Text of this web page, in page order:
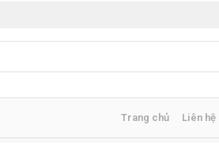
Trang chủ Liên hệ